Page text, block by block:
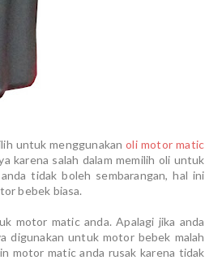
untuk menggunakanoli motor matic
karena salah dalam memilih oli untuk
tidak boleh sembarangan, hal ini
bebek biasa.
motor matic anda. Apalagi jika anda
digunakan untuk motor bebek malah
motor matic anda rusak karena tidak